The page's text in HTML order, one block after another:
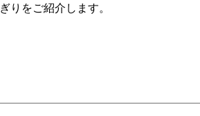
りをご紹介します。